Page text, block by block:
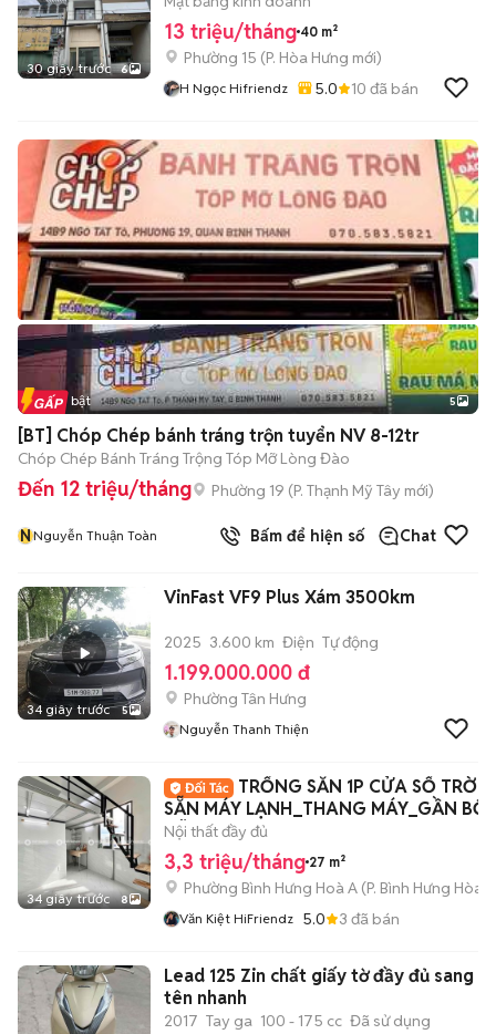
30 giây trước 6
13 triệu/tháng 40 m²
Phường 15 (P. Hòa Hưng mới)
H Ngọc Hifriendz 5.0 10 đã bán
Tin nổi bật 5
[BT] Chóp Chép bánh tráng trộn tuyển NV 8-12tr
Chóp Chép Bánh Tráng Trộng Tóp Mỡ Lòng Đào
Đến 12 triệu/tháng Phường 19 (P. Thạnh Mỹ Tây mới)
NNguyễn Thuận Toàn Bấm để hiện số Chat
34 giây trước 5
VinFast VF9 Plus Xám 3500km
2025 3.600 km Điện Tự động
1.199.000.000 đ
Phường Tân Hưng
Nguyễn Thanh Thiện
34 giây trước 8
TRỐNG SẴN 1P CỬA SỔ TRỜI -
SẴN MÁY LẠNH_THANG MÁY_GẦN
XÃ - AN NINH
Nội thất đầy đủ
3,3 triệu/tháng 27 m²
Phường Bình Hưng Hoà A (P. Bình Hưng Hòa
Văn Kiệt HiFriendz 5.0 3 đã bán
Lead 125 Zin chất giấy tờ đầy đủ sang
tên nhanh
2017 Tay ga 100 - 175 cc Đã sử dụng